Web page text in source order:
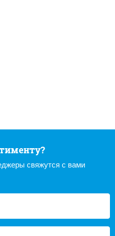
свяжутся с вами